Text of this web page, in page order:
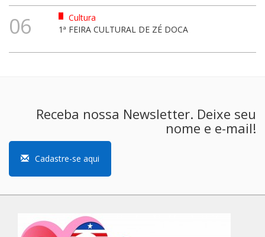
06
Cultura
1ª FEIRA CULTURAL DE ZÉ DOCA
Receba nossa Newsletter. Deixe seu
nome e e-mail!
Cadastre-se aqui